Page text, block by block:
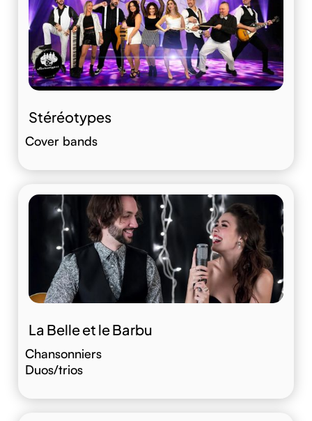
Stéréotypes
Cover bands
La Belle et le Barbu
Chansonniers
Duos/trios